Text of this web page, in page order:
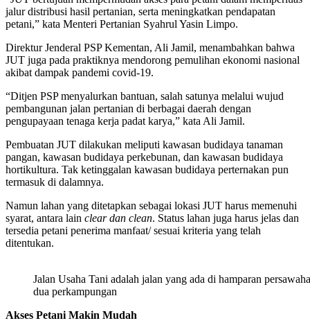
jalur distribusi hasil pertanian, serta meningkatkan pendapatan
petani,” kata Menteri Pertanian Syahrul Yasin Limpo.
Direktur Jenderal PSP Kementan, Ali Jamil, menambahkan bahwa
JUT juga pada praktiknya mendorong pemulihan ekonomi nasional
akibat dampak pandemi covid-19.
“Ditjen PSP menyalurkan bantuan, salah satunya melalui wujud
pembangunan jalan pertanian di berbagai daerah dengan
pengupayaan tenaga kerja padat karya,” kata Ali Jamil.
Pembuatan JUT dilakukan meliputi kawasan budidaya tanaman
pangan, kawasan budidaya perkebunan, dan kawasan budidaya
hortikultura. Tak ketinggalan kawasan budidaya perternakan pun
termasuk di dalamnya.
Namun lahan yang ditetapkan sebagai lokasi JUT harus memenuhi
syarat, antara lain clear dan clean. Status lahan juga harus jelas dan
tersedia petani penerima manfaat/ sesuai kriteria yang telah
ditentukan.
Jalan Usaha Tani adalah jalan yang ada di hamparan
dua perkampungan
Akses Petani Makin Mudah